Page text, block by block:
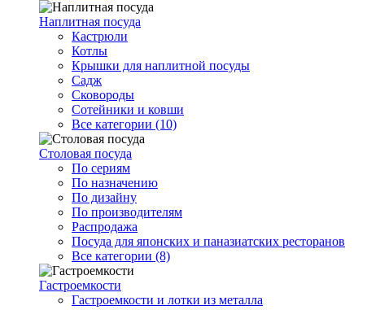
Наплитная посуда
Кастрюли
Котлы
Крышки для наплитной посуды
Садж
Сковороды
Сотейники и ковши
Все категории (10)
Столовая посуда
По сериям
По назначению
По дизайну
По производителям
Распродажа
Посуда для японских и паназиатских ресторанов
Все категории (8)
Гастроемкости
Гастроемкости и лотки из металла